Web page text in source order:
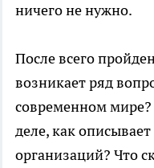
ничего не нужно.
После всего
возникает ряд
современном
деле, как
организаций? Что